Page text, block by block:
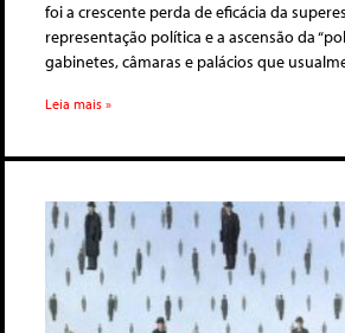
foi a crescente perda de eficácia da
representação política e a ascensão da
gabinetes, câmaras e palácios que
Leia mais »